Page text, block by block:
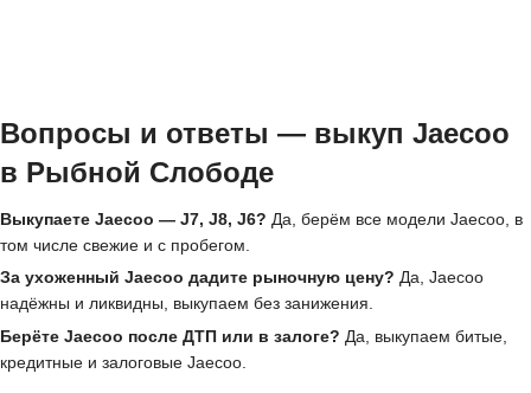
Вопросы и ответы — выкуп Jaecoo
в Рыбной Слободе
Выкупаете Jaecoo — J7, J8, J6? Да, берём все модели Jaecoo, в
том числе свежие и с пробегом.
За ухоженный Jaecoo дадите рыночную цену? Да, Jaecoo
надёжны и ликвидны, выкупаем без занижения.
Берёте Jaecoo после ДТП или в залоге? Да, выкупаем битые,
кредитные и залоговые Jaecoo.